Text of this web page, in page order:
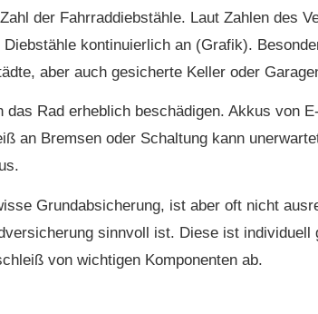
der Fahrraddiebstähle. Laut Zahlen des
kontinuierlich an (Grafik).
aber auch gesicherte Keller oder
Rad erheblich beschädigen. Akkus von
an Bremsen oder Schaltung kann
Grundabsicherung, ist aber oft nicht
sinnvoll ist. Diese ist
von wichtigen Komponenten ab.